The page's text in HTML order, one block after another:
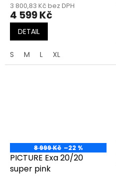
3 800,83 Kč bez DPH
4 599 Kč
DETAIL
S M L XL
8 999 Kč –22 %
PICTURE Exa 20/20
super pink